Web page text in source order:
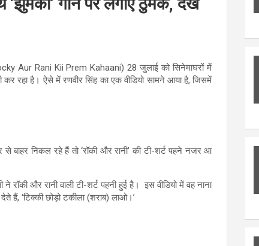
Aur Rani Kii Prem Kahaani) 28 जुलाई को सिनेमाघरों में
रहा है। ऐसे में रणवीर सिंह का एक वीडियो सामने आया है, जिसमें
निकल रहे हैं तो ‘रॉकी और रानी’ की टी-शर्ट पहने नजर आ
ने रॉकी और रानी वाली टी-शर्ट पहनी हुई है। इस वीडियो में वह नाना
हैं, ‘टिक्की छोड़ो टकीला (शराब) लाओ।’